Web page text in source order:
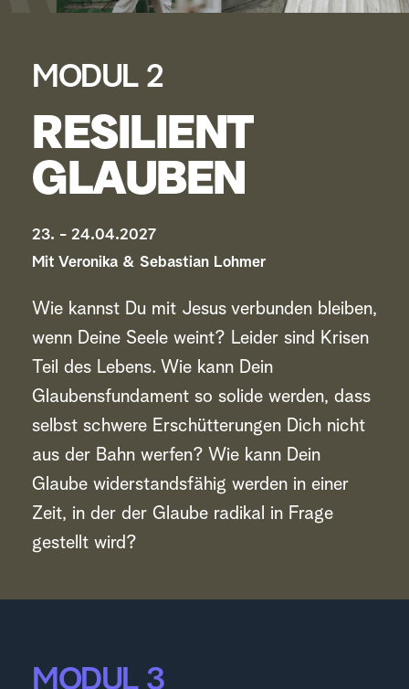
MODUL 2
RESILIENT
GLAUBEN
23. - 24.04.2027
Mit Veronika & Sebastian Lohmer
Wie kannst Du mit Jesus verbunden bleiben,
wenn Deine Seele weint? Leider sind Krisen
Teil des Lebens. Wie kann Dein
Glaubensfundament so solide werden, dass
selbst schwere Erschütterungen Dich nicht
aus der Bahn werfen? Wie kann Dein
Glaube widerstandsfähig werden in einer
Zeit, in der der Glaube radikal in Frage
gestellt wird?
MODUL 3